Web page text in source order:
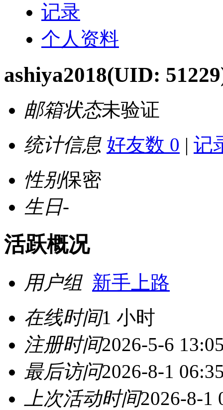
记录
个人资料
ashiya2018(UID:
邮箱状态未验证
统计信息 好友数 0 | 记
性别保密
生日-
活跃概况
用户组 新手上路
在线时间1 小时
注册时间2026-5-6
最后访问2026-8-1
上次活动时间2026-8-1